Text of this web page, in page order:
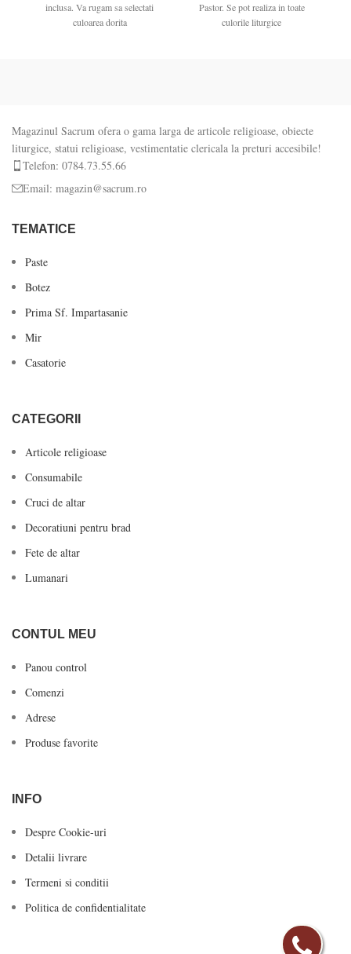
inclusa. Va rugam sa selectati
culoarea dorita
Pastor. Se pot realiza in toate
culorile liturgice
Magazinul Sacrum ofera o gama larga de articole religioase, obiecte
liturgice, statui religioase, vestimentatie clericala la preturi accesibile!
Telefon: 0784.73.55.66
Email: magazin@sacrum.ro
TEMATICE
Paste
Botez
Prima Sf. Impartasanie
Mir
Casatorie
CATEGORII
Articole religioase
Consumabile
Cruci de altar
Decoratiuni pentru brad
Fete de altar
Lumanari
CONTUL MEU
Panou control
Comenzi
Adrese
Produse favorite
INFO
Despre Cookie-uri
Detalii livrare
Termeni si conditii
Politica de confidentialitate